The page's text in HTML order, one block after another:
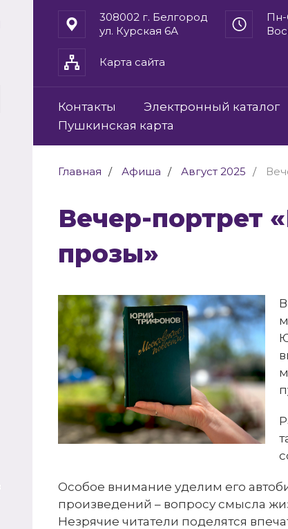
308002 г. Белгород
ул. Курская 6А
Пн-
Карта сайта
Контакты Электронный каталог
Пушкинская карта
Главная Афиша Август 2025
Вечер-портрет «Мастер городской
прозы»
Особое внимание уделим его
произведений – вопросу смысла
Незрячие читатели поделятся